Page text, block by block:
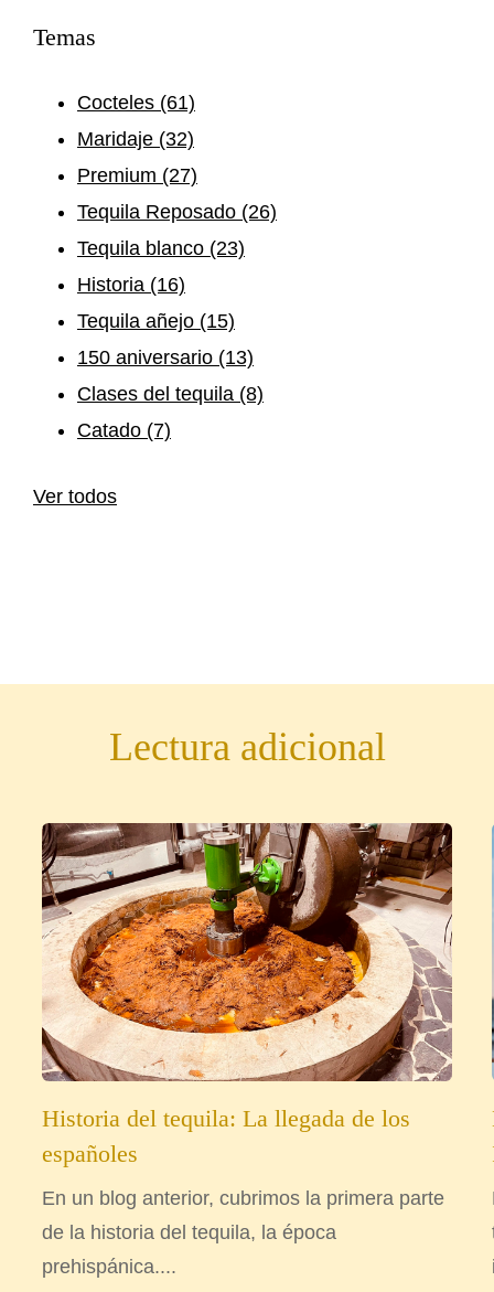
Temas
Cocteles (61)
Maridaje (32)
Premium (27)
Tequila Reposado (26)
Tequila blanco (23)
Historia (16)
Tequila añejo (15)
150 aniversario (13)
Clases del tequila (8)
Catado (7)
Ver todos
Lectura adicional
Historia del tequila: La llegada de los
españoles
En un blog anterior, cubrimos la primera parte
de la historia del tequila, la época
prehispánica....